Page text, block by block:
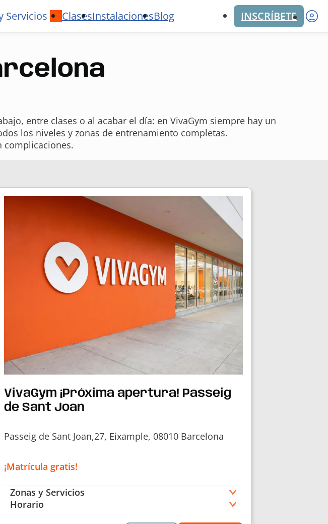
Servicios ClasesInstalacionesBlog INSCRÍBETE
entre clases o al acabar el día: en VivaGym siempre hay un
los niveles y zonas de entrenamiento completas.
complicaciones.
VivaGym ¡Próxima apertura! Passeig
de Sant Joan
Passeig de Sant Joan,27, Eixample, 08010 Barcelona
¡Matrícula gratis!
Zonas y Servicios
Horario